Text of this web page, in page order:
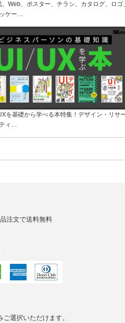
、Web、ポスター、チラシ、カタログ、ロゴ、
ケー…
を基礎から学べる本特集！デザイン・リサ
ィ…
注文で送料無料
選択いただけます。